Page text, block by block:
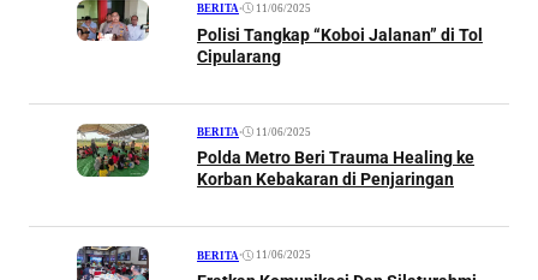
BERITA• 11/06/2025
Polisi Tangkap “Koboi Jalanan” di Tol
Cipularang
BERITA• 11/06/2025
Polda Metro Beri Trauma Healing ke
Korban Kebakaran di Penjaringan
BERITA • 11/06/2025